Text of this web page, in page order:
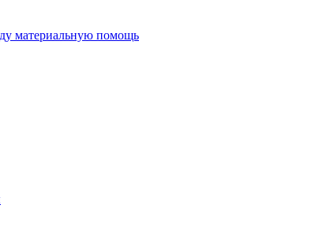
материальную помощь